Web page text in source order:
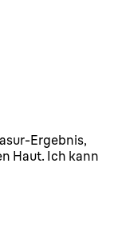
Ergebnis,
Haut. Ich kann